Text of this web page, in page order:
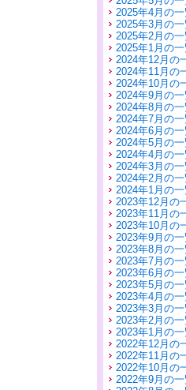
2025年4月の一
2025年3月の一
2025年2月の一
2025年1月の一
2024年12月の
2024年11月の
2024年10月の
2024年9月の一
2024年8月の一
2024年7月の一
2024年6月の一
2024年5月の一
2024年4月の一
2024年3月の一
2024年2月の一
2024年1月の一
2023年12月の
2023年11月の
2023年10月の
2023年9月の一
2023年8月の一
2023年7月の一
2023年6月の一
2023年5月の一
2023年4月の一
2023年3月の一
2023年2月の一
2023年1月の一
2022年12月の
2022年11月の
2022年10月の
2022年9月の一